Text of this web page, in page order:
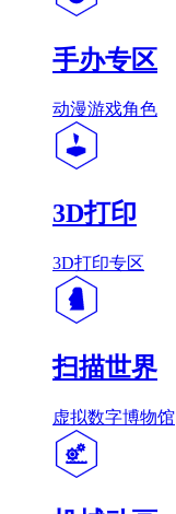
手办专区
动漫游戏角色
3D打印
3D打印专区
扫描世界
虚拟数字博物馆